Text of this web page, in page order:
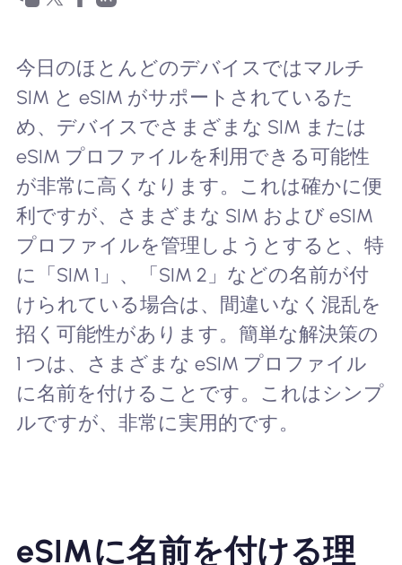
eSIMの使用
企業
今日のほとんどのデバイスではマルチ
SIM と eSIM がサポートされているた
め、デバイスでさまざまな SIM または
eSIM プロファイルを利用できる可能性
が非常に高くなります。これは確かに便
利ですが、さまざまな SIM および eSIM
プロファイルを管理しようとすると、特
に「SIM 1」、「SIM 2」などの名前が付
けられている場合は、間違いなく混乱を
招く可能性があります。簡単な解決策の
1 つは、さまざまな eSIM プロファイル
に名前を付けることです。これはシンプ
ルですが、非常に実用的です。
eSIMに名前を付ける理